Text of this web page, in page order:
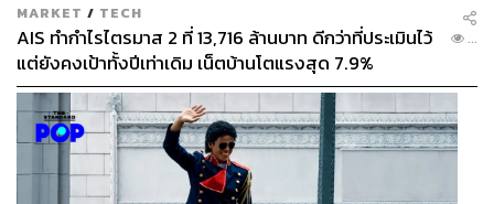
MARKET / TECH
AIS ทำกำไรไตรมาส 2 ที่ 13,716 ล้านบาท ดีกว่าที่ประเมินไว้
แต่ยังคงเป้าทั้งปีเท่าเดิม เน็ตบ้านโตแรงสุด 7.9%
...